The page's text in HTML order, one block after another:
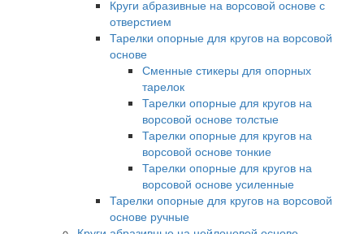
Круги абразивные на ворсовой основе с
отверстием
Тарелки опорные для кругов на ворсовой
основе
Сменные стикеры для опорных
тарелок
Тарелки опорные для кругов на
ворсовой основе толстые
Тарелки опорные для кругов на
ворсовой основе тонкие
Тарелки опорные для кругов на
ворсовой основе усиленные
Тарелки опорные для кругов на ворсовой
основе ручные